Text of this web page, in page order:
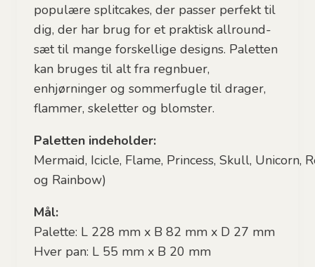
populære splitcakes, der passer perfekt til
dig, der har brug for et praktisk allround-
sæt til mange forskellige designs. Paletten
kan bruges til alt fra regnbuer,
enhjørninger og sommerfugle til drager,
flammer, skeletter og blomster.
Paletten indeholder:
Mermaid, Icicle, Flame, Princess, Skull, Unicorn,
og Rainbow)
Mål:
Palette: L 228 mm x B 82 mm x D 27 mm
Hver pan: L 55 mm x B 20 mm